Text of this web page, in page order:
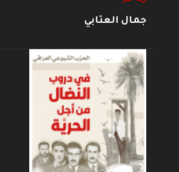
جمال العتابي